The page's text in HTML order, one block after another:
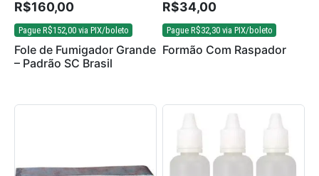
R$160,00
Pague R$152,00 via PIX/boleto
Fole de Fumigador Grande
– Padrão SC Brasil
R$34,00
Pague R$32,30 via PIX/boleto
Formão Com Raspador